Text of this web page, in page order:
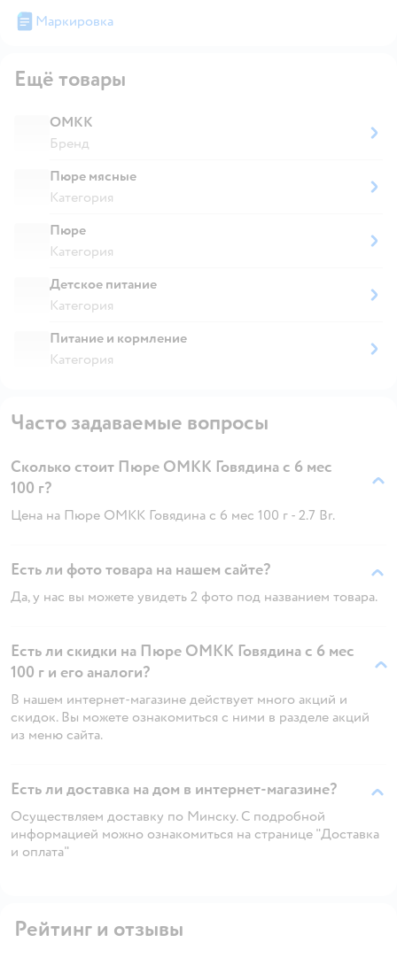
Маркировка
Ещё товары
ОМКК
Бренд
Пюре мясные
Категория
Пюре
Категория
Детское питание
Категория
Питание и кормление
Категория
Часто задаваемые вопросы
Сколько стоит Пюре ОМКК Говядина с 6 мес
100 г?
Цена на Пюре ОМКК Говядина с 6 мес 100 г - 2.7 Br.
Есть ли фото товара на нашем сайте?
Да, у нас вы можете увидеть 2 фото под названием товара.
Есть ли скидки на Пюре ОМКК Говядина с 6 мес
100 г и его аналоги?
В нашем интернет-магазине действует много акций и
скидок. Вы можете ознакомиться с ними в разделе акций
из меню сайта.
Есть ли доставка на дом в интернет-магазине?
Осуществляем доставку по Минску. С подробной
информацией можно ознакомиться на странице "Доставка
и оплата"
Рейтинг и отзывы